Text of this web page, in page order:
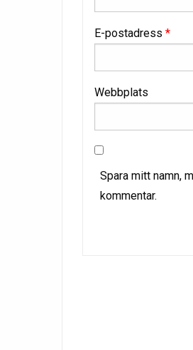
E-postadress *
Webbplats
Spara mitt namn,
kommentar.